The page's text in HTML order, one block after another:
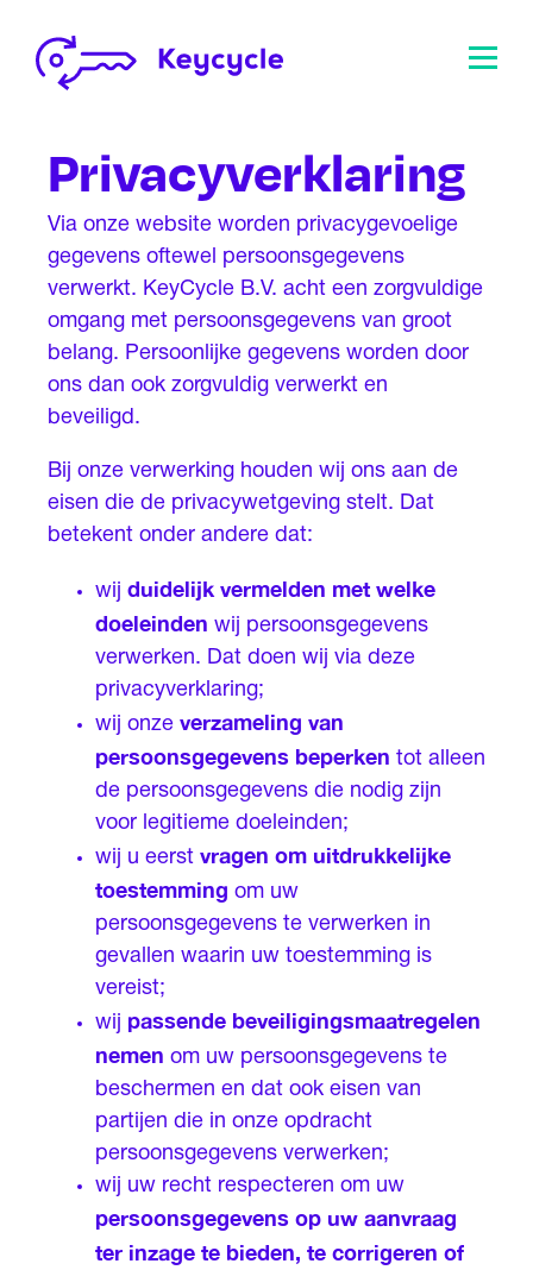
Privacyverklaring
Via onze website worden privacygevoelige
gegevens oftewel persoonsgegevens
verwerkt. KeyCycle B.V. acht een zorgvuldige
omgang met persoonsgegevens van groot
belang. Persoonlijke gegevens worden door
ons dan ook zorgvuldig verwerkt en
beveiligd.
Bij onze verwerking houden wij ons aan de
eisen die de privacywetgeving stelt. Dat
betekent onder andere dat:
wij duidelijk vermelden met welke
doeleinden wij persoonsgegevens
verwerken. Dat doen wij via deze
privacyverklaring;
wij onze verzameling van
persoonsgegevens beperken tot alleen
de persoonsgegevens die nodig zijn
voor legitieme doeleinden;
wij u eerst vragen om uitdrukkelijke
toestemming om uw
persoonsgegevens te verwerken in
gevallen waarin uw toestemming is
vereist;
wij passende beveiligingsmaatregelen
nemen om uw persoonsgegevens te
beschermen en dat ook eisen van
partijen die in onze opdracht
persoonsgegevens verwerken;
wij uw recht respecteren om uw
persoonsgegevens op uw aanvraag
ter inzage te bieden, te corrigeren of